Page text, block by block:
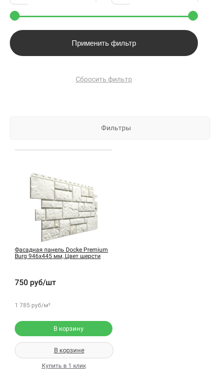
Применить фильтр
Сбросить фильтр
Фильтры
Фасадная панель Docke Premium
Burg 946х445 мм, Цвет шерсти
750 руб/шт
1 785 руб/м²
В корзину
В корзине
Купить в 1 клик